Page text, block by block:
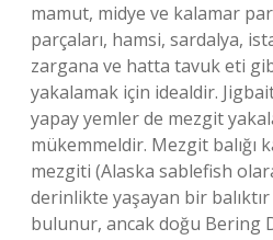
mamut, midye ve kalamar
parçaları, hamsi, sardalya,
zargana ve hatta tavuk eti
yakalamak için idealdir.
yapay yemler de mezgit
mükemmeldir. Mezgit balığı
mezgiti (Alaska sablefish
derinlikte yaşayan bir balıktır
bulunur, ancak doğu Bering